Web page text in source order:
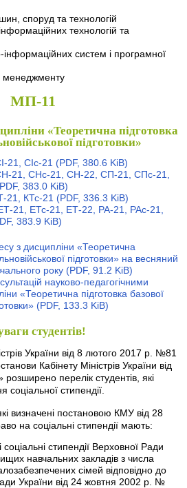
споруд та технологій
технологій та
систем і програмної
менеджменту
МП-11
«Теоретична підготовка
підготовки»
21, СІс-21 (PDF, 380.6 KiB)
21, СНс-21, СН-22, СП-21, СПс-21,
383.0 KiB)
21, КТс-21 (PDF, 336.3 KiB)
21, ЕТс-21, ЕТ-22, РА-21, РАс-21,
383.9 KiB)
з дисципліни «Теоретична
підготовки» на весняний
року (PDF, 91.2 KiB)
науково-педагогічними
«Теоретична підготовка базової
(PDF, 133.3 KiB)
студентів!
України від 8 лютого 2017 р. №81
Кабінету Міністрів України від
перелік студентів, які
стипендії.
визначені постановою КМУ від 28
на соціальні стипендії мають:
стипендії Верховної Ради
навчальних закладів з числа
сімей відповідно до
України від 24 жовтня 2002 р. №